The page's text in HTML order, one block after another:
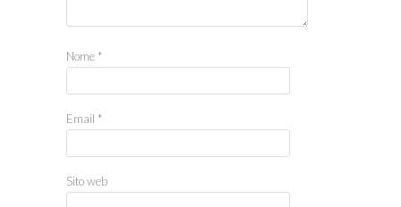
Nome *
Email *
Sito web